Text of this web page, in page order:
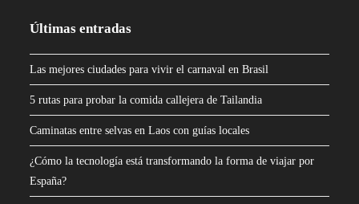
Últimas entradas
Las mejores ciudades para vivir el carnaval en Brasil
5 rutas para probar la comida callejera de Tailandia
Caminatas entre selvas en Laos con guías locales
¿Cómo la tecnología está transformando la forma de viajar por
España?